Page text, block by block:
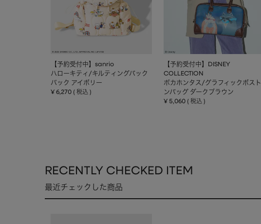
【予約受付中】sanrio
ハローキティ/キルティングバック
パック アイボリー
¥ 6,270 税込
【予約受付中】DISNEY
COLLECTION
ポカホンタス/グラフィックボスト
ンバッグ ダークブラウン
¥ 5,060 税込
RECENTLY CHECKED ITEM
最近チェックした商品